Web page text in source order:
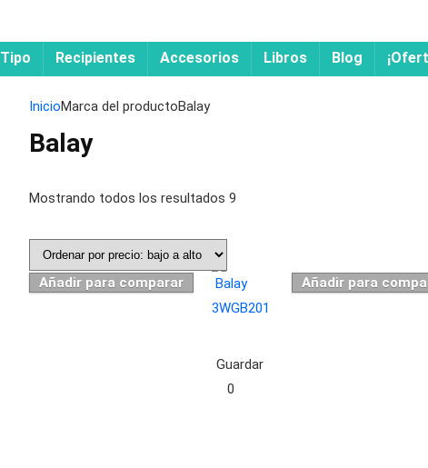
Tipo Recipientes Accesorios Libros Blog
InicioMarca del productoBalay
Balay
Mostrando todos los resultados 9
Añadir para comparar
Guardar
0
Añadir para